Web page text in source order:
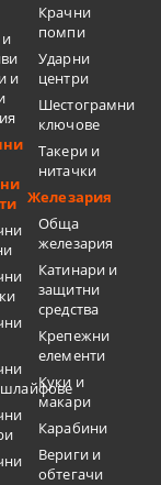
и
Крачни
помпи
Ударни
центри
Шестограмни
ключове
Такери и
нитачки
Железария
Обща
железария
Катинари и
защитни
средства
Крепежни
елементи
Куки и
макари
Карабини
Вериги и
обтегачи